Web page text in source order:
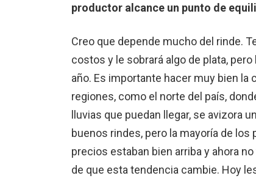
productor alcance un punto de
Creo que depende mucho del rinde.
costos y le sobrará algo de plata,
año. Es importante hacer muy bien la
regiones, como el norte del país,
lluvias que puedan llegar, se avizora
buenos rindes, pero la mayoría de
precios estaban bien arriba y ahora
de que esta tendencia cambie. Hoy